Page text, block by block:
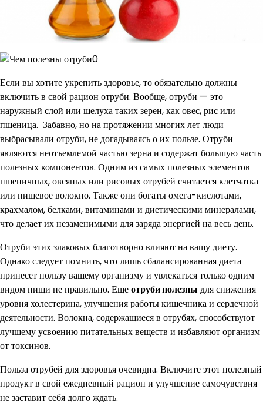
Если вы хотите укрепить здоровье, то обязательно должны
включить в свой рацион отруби. Вообще, отруби — это
наружный слой или шелуха таких зерен, как овес, рис или
пшеница. Забавно, но на протяжении многих лет люди
выбрасывали отруби, не догадываясь о их пользе. Отруби
являются неотъемлемой частью зерна и содержат большую часть
полезных компонентов. Одним из самых полезных элементов
пшеничных, овсяных или рисовых отрубей считается клетчатка
или пищевое волокно. Также они богаты омега-кислотами,
крахмалом, белками, витаминами и диетическими минералами,
что делает их незаменимыми для заряда энергией на весь день.
Отруби этих злаковых благотворно влияют на вашу диету.
Однако следует помнить, что лишь сбалансированная диета
принесет пользу вашему организму и увлекаться только одним
видом пищи не правильно. Ещеотруби полезны для снижения
уровня холестерина, улучшения работы кишечника и сердечной
деятельности. Волокна, содержащиеся в отрубях, способствуют
лучшему усвоению питательных веществ и избавляют организм
от токсинов.
Польза отрубей для здоровья очевидна. Включите этот полезный
продукт в свой ежедневный рацион и улучшение самочувствия
не заставит себя долго ждать.